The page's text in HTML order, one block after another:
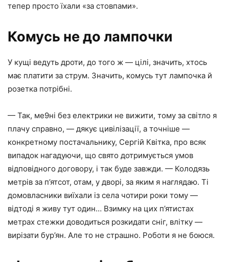
тепер просто їхали «за стовпами».
Комусь не до лампочки
У кущі ведуть дроти, до того ж — цілі, значить, хтось
має платити за струм. Значить, комусь тут лампочка й
розетка потрібні.
— Так, ме9ні без електрики не вижити, тому за світло я
плачу справно, — дякує цивілізації, а точніше —
конкретному постачальнику, Сергій Квітка, про всяк
випадок нагадуючи, що свято дотримується умов
відповідного договору, і так буде завжди. — Колодязь
метрів за п’ятсот, отам, у дворі, за яким я наглядаю. Ті
домовласники виїхали із села чотири роки тому —
відтоді я живу тут один… Взимку на цих п’ятистах
метрах стежки доводиться розкидати сніг, влітку —
вирізати бур’ян. Але то не страшно. Роботи я не боюся.